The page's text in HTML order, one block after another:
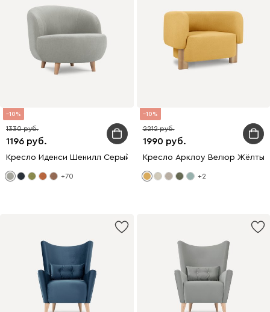
10
1196
1330
Кресло Иденси Шенилл Серый
+70
10
1990
2212
Кресло Арклоу Велюр Жёлтый
+2